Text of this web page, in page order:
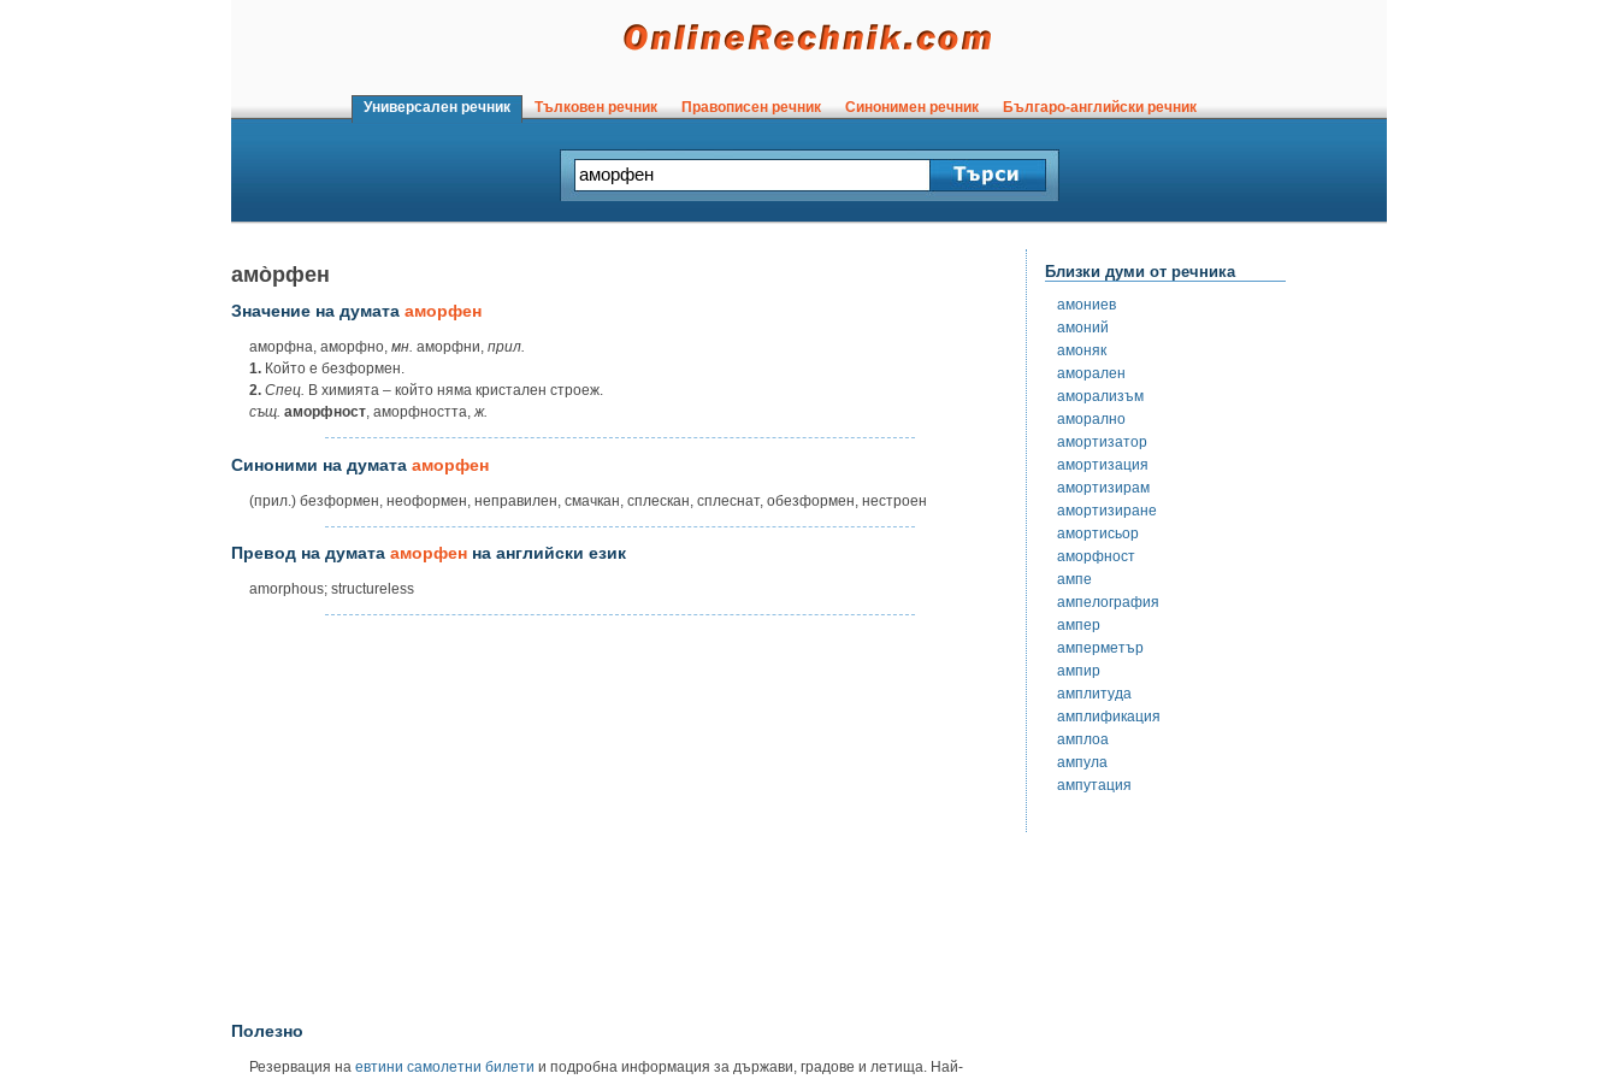
Универсален речник Тълковен речник Правописен речник Синонимен речник Българо-английски речник
амо̀рфен
Значение на думата аморфен
аморфна, аморфно, мн. аморфни, прил.
1. Който е безформен.
2. Спец. В химията – който няма кристален строеж.
същ. аморфност, аморфността,ж.
Синоними на думата аморфен
(прил.) безформен, неоформен, неправилен, смачкан, сплескан, сплеснат, обезформен, нестроен
Превод на думата аморфен на английски език
amorphous; structureless
Полезно
Резервация на евтини самолетни билети и подробна информация за държави, градове и летища. Най-
Близки думи от речника
амониев
амоний
амоняк
аморален
аморализъм
аморално
амортизатор
амортизация
амортизирам
амортизиране
амортисьор
аморфност
ампе
ампелография
ампер
амперметър
ампир
амплитуда
амплификация
амплоа
ампула
ампутация